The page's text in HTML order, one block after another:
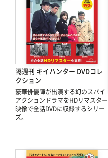
隔週刊 キイハンター DVDコレ
クション
豪華俳優陣が出演する幻のスパイ
アクションドラマをHDリマスター
映像で全話DVDに収録するシリー
ズ。